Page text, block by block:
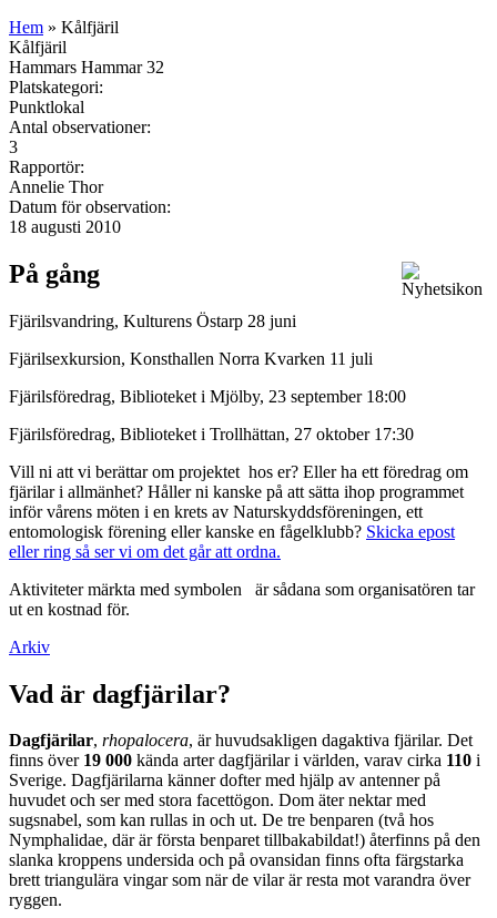
Hem » Kålfjäril
Kålfjäril
Hammars Hammar 32
Platskategori:
Punktlokal
Antal observationer:
3
Rapportör:
Annelie Thor
Datum för observation:
18 augusti 2010
På gång
Fjärilsvandring, Kulturens Östarp 28 juni
Fjärilsexkursion, Konsthallen Norra Kvarken 11 juli
Fjärilsföredrag, Biblioteket i Mjölby, 23 september 18:00
Fjärilsföredrag, Biblioteket i Trollhättan, 27 oktober 17:30
Vill ni att vi berättar om projektet hos er? Eller ha ett föredrag om
fjärilar i allmänhet? Håller ni kanske på att sätta ihop programmet
inför vårens möten i en krets av Naturskyddsföreningen, ett
entomologisk förening eller kanske en fågelklubb? Skicka epost
eller ring så ser vi om det går att ordna.
Aktiviteter märkta med symbolen
är sådana som organisatören tar
ut en kostnad för.
Arkiv
Vad är dagfjärilar?
Dagfjärilar, rhopalocera, är huvudsakligen dagaktiva fjärilar. Det
finns över 19 000 kända arter dagfjärilar i världen, varav cirka 110 i
Sverige. Dagfjärilarna känner dofter med hjälp av antenner på
huvudet och ser med stora facettögon. Dom äter nektar med
sugsnabel, som kan rullas in och ut. De tre benparen (två hos
Nymphalidae, där är första benparet tillbakabildat!) återfinns på den
slanka kroppens undersida och på ovansidan finns ofta färgstarka
brett triangulära vingar som när de vilar är resta mot varandra över
ryggen.